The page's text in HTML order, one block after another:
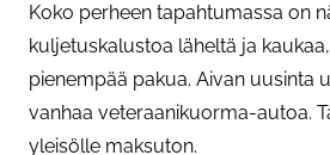
Koko perheen tapahtumassa on
kuljetuskalustoa läheltä ja
pienempää pakua. Aivan uusinta
vanhaa veteraanikuorma-autoa.
yleisölle maksuton.